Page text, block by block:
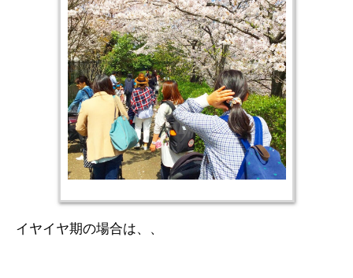
イヤイヤ期の場合は、、